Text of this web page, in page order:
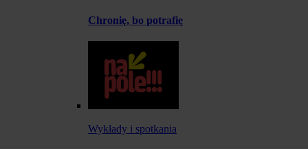
Chronię, bo potrafię
Wykłady i spotkania